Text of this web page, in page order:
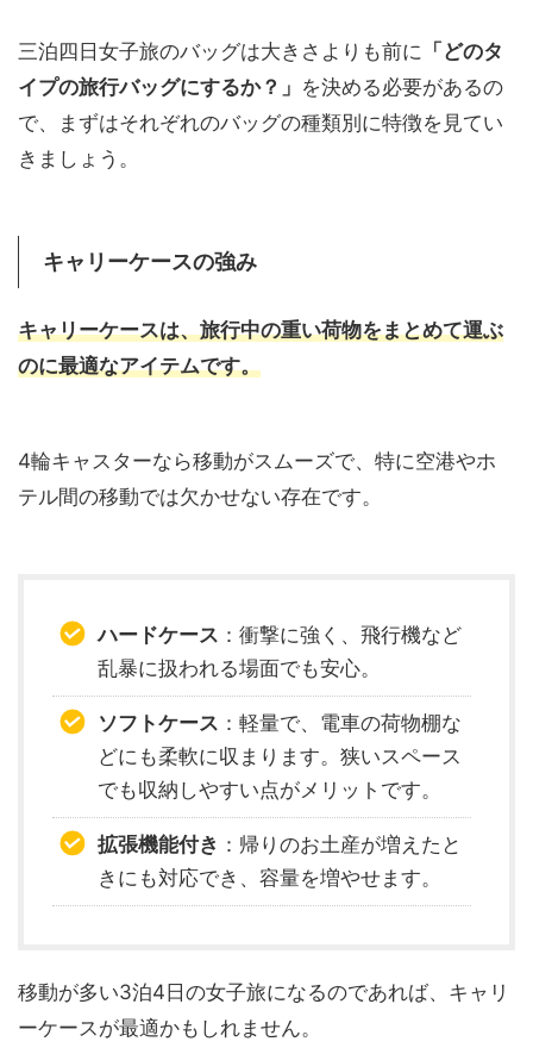
三泊四日女子旅のバッグは大きさよりも前に 「どのタ
イプの旅行バッグにするか？」 を決める必要があるの
で、まずはそれぞれのバッグの種類別に特徴を見てい
きましょう。
キャリーケースの強み
キャリーケースは、旅行中の重い荷物をまとめて運ぶ
のに最適なアイテムです。
4輪キャスターなら移動がスムーズで、特に空港やホ
テル間の移動では欠かせない存在です。
ハードケース ：衝撃に強く、飛行機など
乱暴に扱われる場面でも安心。
ソフトケース ：軽量で、電車の荷物棚な
どにも柔軟に収まります。狭いスペース
でも収納しやすい点がメリットです。
拡張機能付き ：帰りのお土産が増えたと
きにも対応でき、容量を増やせます。
移動が多い3泊4日の女子旅になるのであれば、キャリ
ーケースが最適かもしれません。